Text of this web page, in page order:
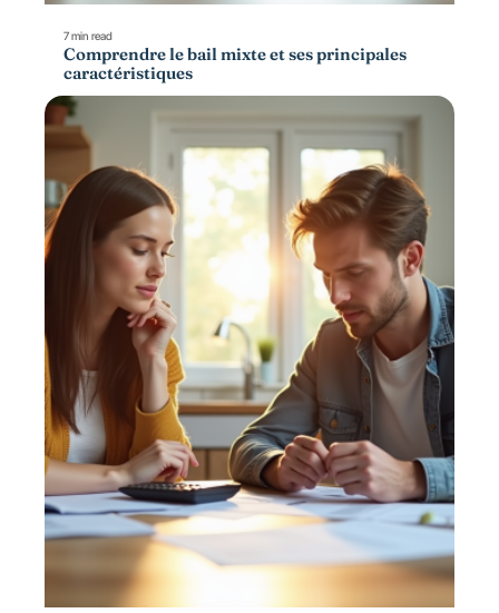
7 min read
Comprendre le bail mixte et ses principales
caractéristiques